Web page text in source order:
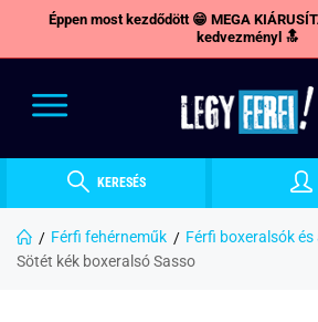
Éppen most kezdődött 😁 MEGA
kedvezményl 🔝
KERESÉS
Férfi fehérneműk
Férfi boxeralsók
Sötét kék boxeralsó Sasso